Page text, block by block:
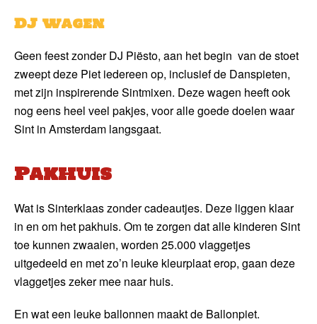
DJ wagen
Geen feest zonder DJ Piësto, aan het begin van de stoet
zweept deze Piet iedereen op, inclusief de Danspieten,
met zijn inspirerende Sintmixen. Deze wagen heeft ook
nog eens heel veel pakjes, voor alle goede doelen waar
Sint in Amsterdam langsgaat.
Pakhuis
Wat is Sinterklaas zonder cadeautjes. Deze liggen klaar
in en om het pakhuis. Om te zorgen dat alle kinderen Sint
toe kunnen zwaaien, worden 25.000 vlaggetjes
uitgedeeld en met zo’n leuke kleurplaat erop, gaan deze
vlaggetjes zeker mee naar huis.
En wat een leuke ballonnen maakt de Ballonpiet.